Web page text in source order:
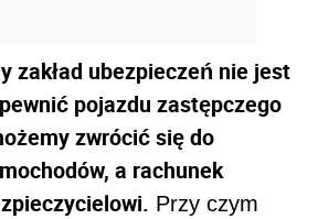
zakład ubezpieczeń nie jest
pojazdu zastępczego
zwrócić się do
a rachunek
Przy czym